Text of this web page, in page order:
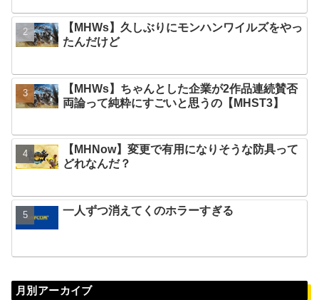
【MHWs】久しぶりにモンハンワイルズをやっ
たんだけど
【MHWs】ちゃんとした企業が2作品連続賛否
両論って純粋にすごいと思うの【MHST3】
【MHNow】変更で有用になりそうな防具って
どれなんだ？
一人ずつ消えてくのホラーすぎる
月別アーカイブ